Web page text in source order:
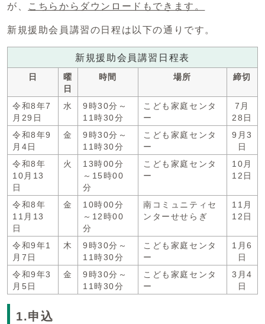
が、
こちらからダウンロードもできます。
新規援助会員講習の日程は以下の通りです。
新規援助会員講習日程表
日
曜
日
時間 場所 締切
令和8年7
月29日
水
9時30分～
11時30分
こども家庭センタ
ー
7月
28日
令和8年9
月4日
金
9時30分～
11時30分
こども家庭センタ
ー
9月3
日
令和8年
10月13
日
火
13時00分
～15時00
分
こども家庭センタ
ー
10月
12日
令和8年
11月13
日
金
10時00分
～12時00
分
南コミュニティセ
ンターせせらぎ
11月
12日
令和9年1
月7日
木
9時30分～
11時30分
こども家庭センタ
ー
1月6
日
令和9年3
月5日
金
9時30分～
11時30分
こども家庭センタ
ー
3月4
日
1.申込